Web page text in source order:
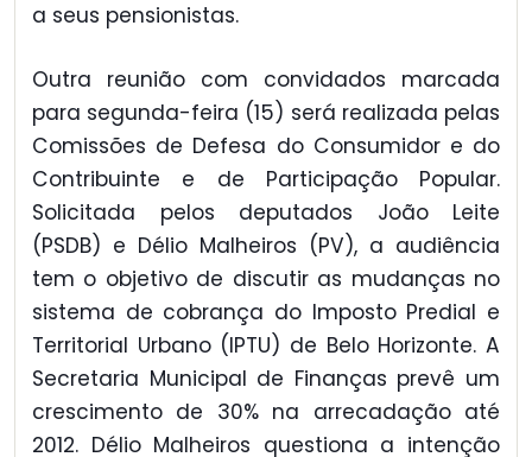
a seus pensionistas.
Outra reunião com convidados marcada
para segunda-feira (15) será realizada pelas
Comissões de Defesa do Consumidor e do
Contribuinte e de Participação Popular.
Solicitada pelos deputados João Leite
(PSDB) e Délio Malheiros (PV), a audiência
tem o objetivo de discutir as mudanças no
sistema de cobrança do Imposto Predial e
Territorial Urbano (IPTU) de Belo Horizonte. A
Secretaria Municipal de Finanças prevê um
crescimento de 30% na arrecadação até
2012. Délio Malheiros questiona a intenção